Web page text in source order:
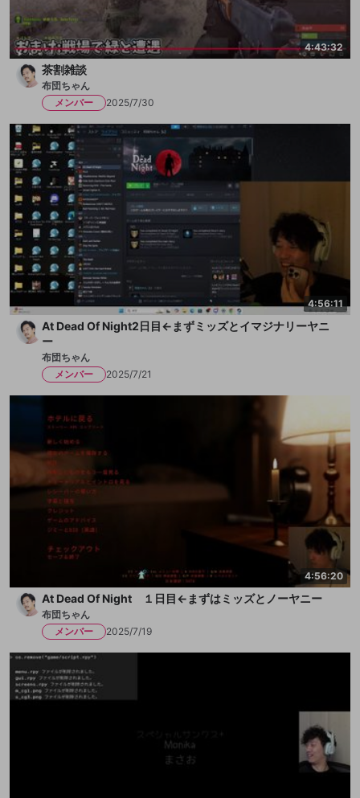
4:43:32
茶割雑談
布団ちゃん
メンバー
2025/7/30
4:56:11
At Dead Of Night2日目←まずミッズとイマジナリーヤニ
ー
布団ちゃん
メンバー
2025/7/21
4:56:20
At Dead Of Night １日目←まずはミッズとノーヤニー
布団ちゃん
メンバー
2025/7/19